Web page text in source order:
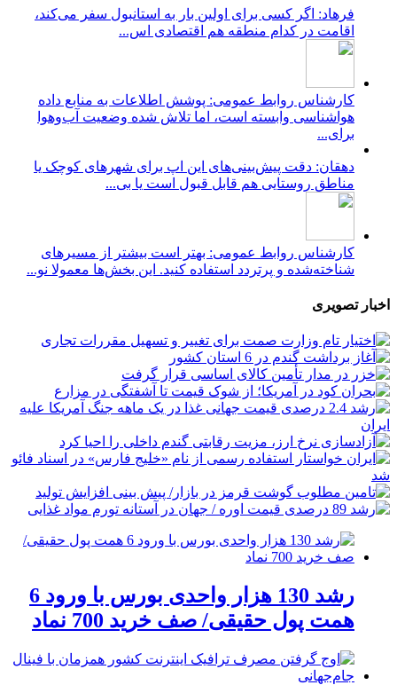
فرهاد: اگر کسی برای اولین بار به استانبول سفر می‌کند،
اقامت در کدام منطقه هم اقتصادی اس...
کارشناس روابط عمومی: پوشش اطلاعات به منابع داده
هواشناسی وابسته است، اما تلاش شده وضعیت آب‌وهوا
برای...
دهقان: دقت پیش‌بینی‌های این اپ برای شهرهای کوچک یا
مناطق روستایی هم قابل قبول است یا بی...
کارشناس روابط عمومی: بهتر است بیشتر از مسیرهای
شناخته‌شده و پرتردد استفاده کنید. این بخش‌ها معمولا نو...
اخبار تصویری
رشد 130 هزار واحدی بورس با ورود 6
همت پول حقیقی/ صف خرید 700 نماد